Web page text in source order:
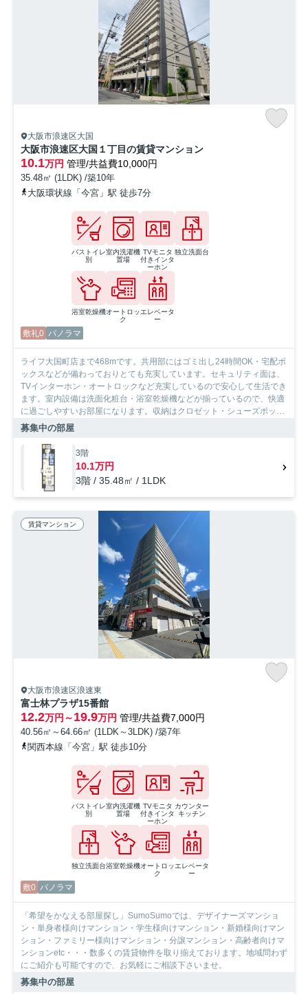
大阪市浪速区大国
大阪市浪速区大国１丁目の賃貸マンション
10.1万円 管理/共益費10,000円
35.48㎡ (1LDK) /築10年
大阪環状線「今宮」駅 徒歩7分
バストイレ
別
室内洗濯機
置場
TVモニタ
付きインタ
ーホン
独立洗面台
浴室乾燥機オートロッ
ク
エレベータ
ー
敷礼0 パノラマ
ライフ大国町店まで468mです。共用部にはゴミ出し24時間OK・宅配ボ
ックスなどが備わっておりとても充実しています。セキュリティ面は、
TVインターホン・オートロックなど充実しているので安心して生活でき
ます。室内設備は洗面化粧台・浴室乾燥機などが揃っているので、快適
に過ごしやすいお部屋になります。収納はクロゼット・シューズボック
スなどが備え付けられているので、衣類や日用品の収納に重宝します。
御堂筋線大国町付近で探しているあなたを全力でサポートします。
募集中の部屋
3階
10.1万円
3階 / 35.48㎡ / 1LDK
賃貸マンション
大阪市浪速区浪速東
富士林プラザ15番館
12.2万円～19.9万円 管理/共益費7,000円
40.56㎡～64.66㎡ (1LDK～3LDK) /築7年
関西本線「今宮」駅 徒歩10分
バストイレ
別
室内洗濯機
置場
TVモニタ
付きインタ
ーホン
カウンター
キッチン
独立洗面台浴室乾燥機オートロッ
ク
エレベータ
ー
敷0 パノラマ
「希望をかなえる部屋探し」SumoSumoでは、デザイナーズマンショ
ン・単身者様向けマンション・学生様向けマンション・新婚様向けマン
ション・ファミリー様向けマンション・分譲マンション・高齢者向けマ
ンションetc・・・数多くの賃貸物件を取り揃えております。地域問わず
にご紹介も可能ですので、お気軽にご相談下さいませ。
募集中の部屋